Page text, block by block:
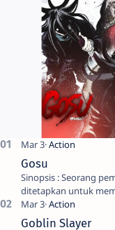
Gosu
Sinopsis : Seorang pemuda yang
ditetapkan untuk
seorang seniman bela
yang dikhianati oleh
Goblin Slayer